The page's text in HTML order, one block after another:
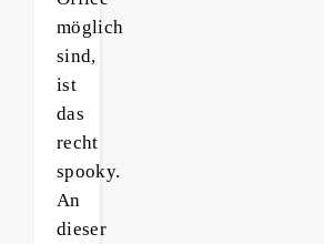
möglich
sind,
ist
das
recht
spooky.
An
dieser